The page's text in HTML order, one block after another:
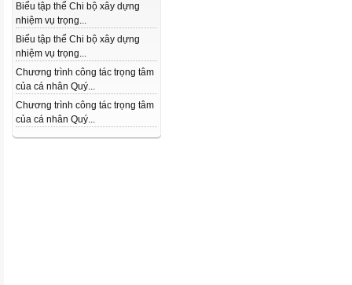
Biểu tập thể Chi bộ xây dựng
nhiệm vụ trọng...
Biểu tập thể Chi bộ xây dựng
nhiệm vụ trọng...
Chương trình công tác trọng tâm
của cá nhân Quý...
Chương trình công tác trọng tâm
của cá nhân Quý...